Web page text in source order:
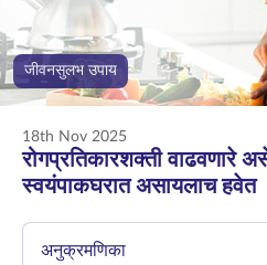
ENGLISH
ऑनलाइन खरेदी करा
जीवनसुलभ उपाय
18th Nov 2025
रोगप्रतिकारशक्ती वाढवणारे
स्वयंपाकघरात असायलाच हवेत
अनुक्रमणिका